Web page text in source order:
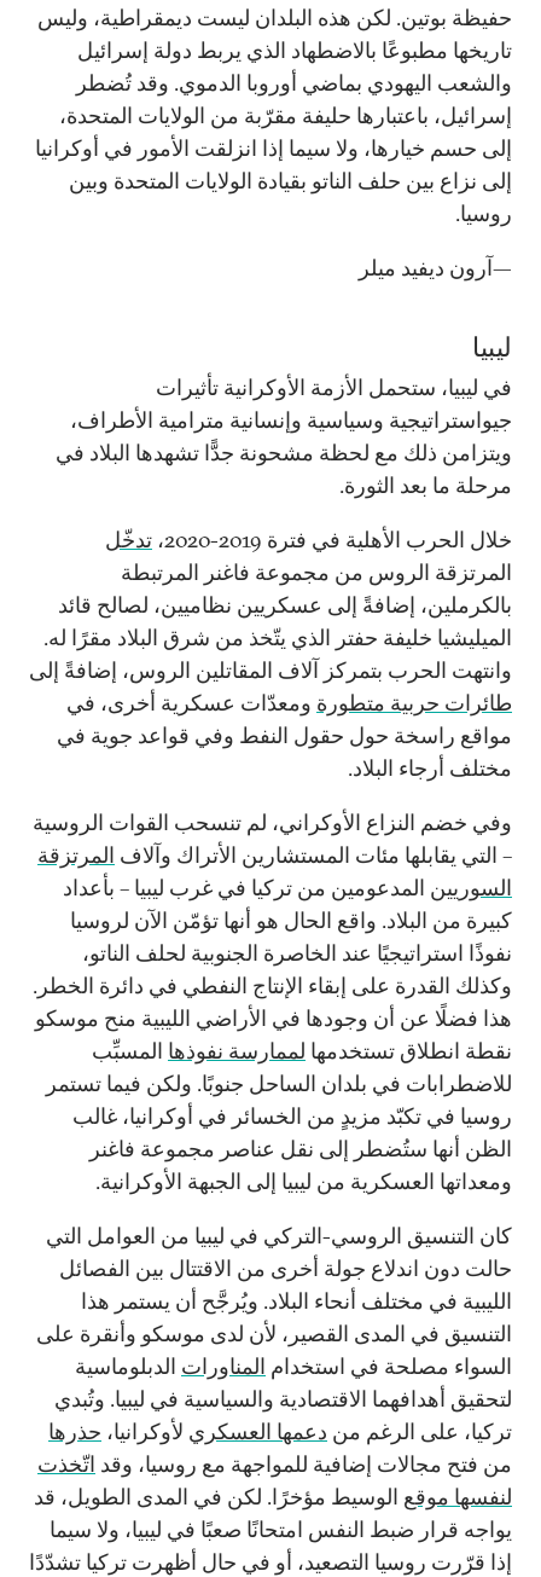
حفيظة بوتين. لكن هذه البلدان ليست ديمقراطية، وليس
تاريخها مطبوعًا بالاضطهاد الذي يربط دولة إسرائيل
والشعب اليهودي بماضي أوروبا الدموي. وقد تُضطر
إسرائيل، باعتبارها حليفة مقرّبة من الولايات المتحدة،
إلى حسم خيارها، ولا سيما إذا انزلقت الأمور في أوكرانيا
إلى نزاع بين حلف الناتو بقيادة الولايات المتحدة وبين
روسيا.
—آرون ديفيد ميلر
ليبيا
في ليبيا، ستحمل الأزمة الأوكرانية تأثيرات
جيواستراتيجية وسياسية وإنسانية مترامية الأطراف،
ويتزامن ذلك مع لحظة مشحونة جدًّا تشهدها البلاد في
مرحلة ما بعد الثورة.
خلال الحرب الأهلية في فترة 2019-2020،
تدخّل
المرتزقة الروس من مجموعة فاغنر المرتبطة
بالكرملين، إضافةً إلى عسكريين نظاميين، لصالح قائد
الميليشيا خليفة حفتر الذي يتّخذ من شرق البلاد مقرًا له.
وانتهت الحرب بتمركز آلاف المقاتلين الروس، إضافةً إلى
طائرات حربية متطورة ومعدّات عسكرية أخرى، في
مواقع راسخة حول حقول النفط وفي قواعد جوية في
مختلف أرجاء البلاد.
وفي خضم النزاع الأوكراني، لم تنسحب القوات الروسية
– التي يقابلها مئات المستشارين الأتراك وآلاف المرتزقة
السوريين المدعومين من تركيا في غرب ليبيا – بأعداد
كبيرة من البلاد. واقع الحال هو أنها تؤمّن الآن لروسيا
نفوذًا استراتيجيًا عند الخاصرة الجنوبية لحلف الناتو،
وكذلك القدرة على إبقاء الإنتاج النفطي في دائرة الخطر.
هذا فضلًا عن أن وجودها في الأراضي الليبية منح موسكو
نقطة انطلاق تستخدمها لممارسة نفوذها المسبِّب
للاضطرابات في بلدان الساحل جنوبًا. ولكن فيما تستمر
روسيا في تكبّد مزيدٍ من الخسائر في أوكرانيا، غالب
الظن أنها ستُضطر إلى نقل عناصر مجموعة فاغنر
ومعداتها العسكرية من ليبيا إلى الجبهة الأوكرانية.
كان التنسيق الروسي-التركي في ليبيا من العوامل التي
حالت دون اندلاع جولة أخرى من الاقتتال بين الفصائل
الليبية في مختلف أنحاء البلاد. ويُرجَّح أن يستمر هذا
التنسيق في المدى القصير، لأن لدى موسكو وأنقرة على
السواء مصلحة في استخدام المناورات الدبلوماسية
لتحقيق أهدافهما الاقتصادية والسياسية في ليبيا. وتُبدي
تركيا، على الرغم من دعمها العسكري لأوكرانيا، حذرها
من فتح مجالات إضافية للمواجهة مع روسيا، وقد اتّخذت
لنفسها موقع الوسيط مؤخرًا. لكن في المدى الطويل، قد
يواجه قرار ضبط النفس امتحانًا صعبًا في ليبيا، ولا سيما
إذا قرّرت روسيا التصعيد، أو في حال أظهرت تركيا تشدّدًا